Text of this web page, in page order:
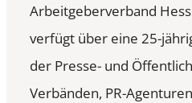
Arbeitgeberverband
verfügt über eine 25-
der Presse- und
Verbänden, PR-